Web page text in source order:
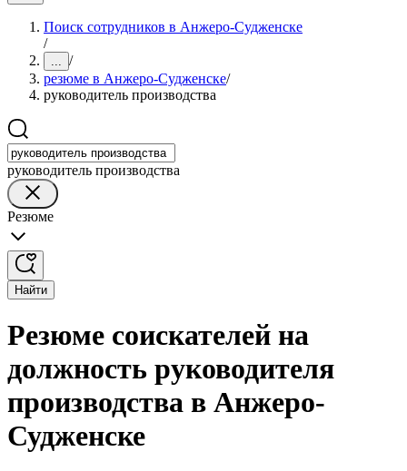
Поиск сотрудников в Анжеро-Судженске
/
... /
резюме в Анжеро-Судженске/
руководитель производства
руководитель производства
Резюме
Найти
Резюме соискателей на
должность руководителя
производства в Анжеро-
Судженске